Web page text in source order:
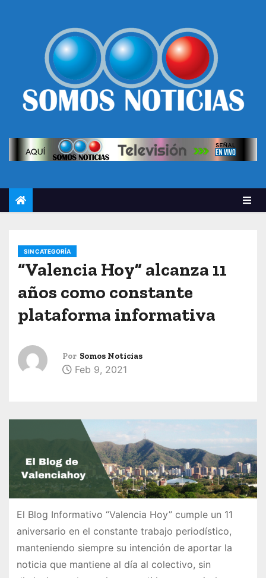
SIN CATEGORÍA
“Valencia Hoy” alcanza 11
años como constante
plataforma informativa
Por Somos Noticias
Feb 9, 2021
El Blog Informativo “Valencia Hoy” cumple un 11
aniversario en el constante trabajo periodístico,
manteniendo siempre su intención de aportar la
noticia que mantiene al día al colectivo, sin